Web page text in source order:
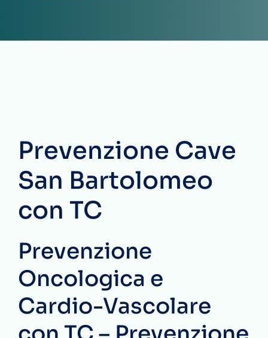
Prevenzione Cave
San Bartolomeo
con TC
Prevenzione
Oncologica e
Cardio-Vascolare